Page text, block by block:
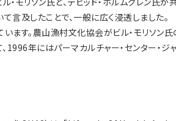
言及したことで、一般に広く浸透しました。
ます。農山漁村文化協会がビル・モリソン氏
1996年にはパーマカルチャー・センター・ジ